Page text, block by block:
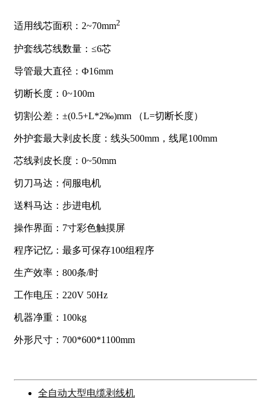
适用线芯面积：2~70mm2
护套线芯线数量：≤6芯
导管最大直径：Φ16mm
切断长度：0~100m
切割公差：±(0.5+L*2‰)mm （L=切断长度）
外护套最大剥皮长度：线头500mm，线尾100mm
芯线剥皮长度：0~50mm
切刀马达：伺服电机
送料马达：步进电机
操作界面：7寸彩色触摸屏
程序记忆：最多可保存100组程序
生产效率：800条/时
工作电压：220V 50Hz
机器净重：100kg
外形尺寸：700*600*1100mm
全自动大型电缆剥线机